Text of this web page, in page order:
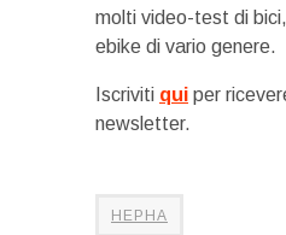
molti video-test di
ebike di vario genere.
Iscriviti qui per
newsletter.
HEPHA